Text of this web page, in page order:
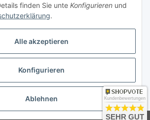
USt., zzgl.Versand
finden Sie unte Konfigurieren und
.
Alle akzeptieren
Konfigurieren
Ablehnen Kundenbewertungen
SEHR GUT